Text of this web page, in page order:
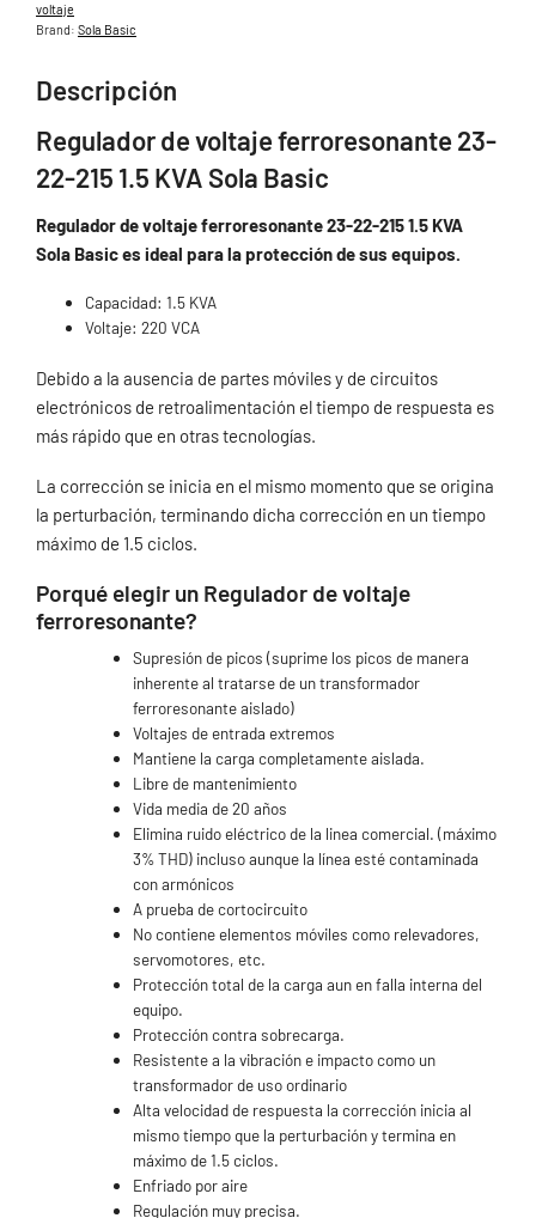
voltaje
Brand: Sola Basic
Descripción
Regulador de voltaje ferroresonante 23-
22-215 1.5 KVA Sola Basic
Regulador de voltaje ferroresonante 23-22-215 1.5 KVA
Sola Basic es ideal para la protección de sus equipos.
Capacidad: 1.5 KVA
Voltaje: 220 VCA
Debido a la ausencia de partes móviles y de circuitos
electrónicos de retroalimentación el tiempo de respuesta es
más rápido que en otras tecnologías.
La corrección se inicia en el mismo momento que se origina
la perturbación, terminando dicha corrección en un tiempo
máximo de 1.5 ciclos.
Porqué elegir un Regulador de voltaje
ferroresonante?
Supresión de picos (suprime los picos de manera
inherente al tratarse de un transformador
ferroresonante aislado)
Voltajes de entrada extremos
Mantiene la carga completamente aislada.
Libre de mantenimiento
Vida media de 20 años
Elimina ruido eléctrico de la linea comercial. (máximo
3% THD) incluso aunque la línea esté contaminada
con armónicos
A prueba de cortocircuito
No contiene elementos móviles como relevadores,
servomotores, etc.
Protección total de la carga aun en falla interna del
equipo.
Protección contra sobrecarga.
Resistente a la vibración e impacto como un
transformador de uso ordinario
Alta velocidad de respuesta la corrección inicia al
mismo tiempo que la perturbación y termina en
máximo de 1.5 ciclos.
Enfriado por aire
Regulación muy precisa.